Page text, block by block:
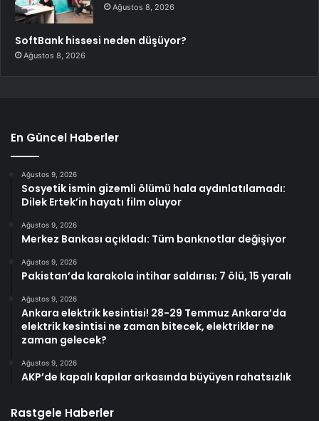
Ağustos 8, 2026
SoftBank hissesi neden düşüyor?
Ağustos 8, 2026
En Güncel Haberler
Ağustos 9, 2026
Sosyetik ismin gizemli ölümü hala aydınlatılamadı:
Dilek Ertek’in hayatı film oluyor
Ağustos 9, 2026
Merkez Bankası açıkladı: Tüm banknotlar değişiyor
Ağustos 9, 2026
Pakistan’da karakola intihar saldırısı; 7 ölü, 15 yaralı
Ağustos 9, 2026
Ankara elektrik kesintisi! 28-29 Temmuz Ankara’da
elektrik kesintisi ne zaman bitecek, elektrikler ne
zaman gelecek?
Ağustos 9, 2026
AKP’de kapalı kapılar arkasında büyüyen rahatsızlık
Rastgele Haberler